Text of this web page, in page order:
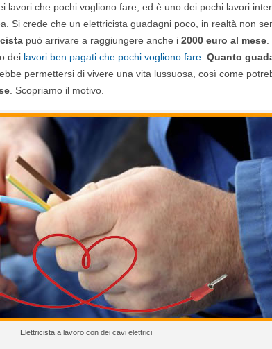
lavori che pochi vogliono fare, ed è uno dei pochi lavori
Si crede che un elettricista guadagni poco, in realtà non
può arrivare a raggiungere anche i 2000 euro al mese
dei lavori ben pagati che pochi vogliono fare Quanto
permettersi di vivere una vita lussuosa, così come
. Scopriamo il motivo.
Elettricista a lavoro con dei cavi elettrici